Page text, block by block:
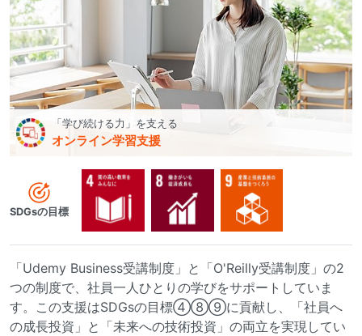
「学び続ける力」を支える
オンライン学習支援
SDGsの目標
「Udemy Business受講制度」と「O'Reilly受講制度」の2
つの制度で、社員一人ひとりの学びをサポートしていま
す。この支援はSDGsの目標④⑧⑨に貢献し、「社員へ
の成長投資」と「未来への技術投資」の両立を実現してい